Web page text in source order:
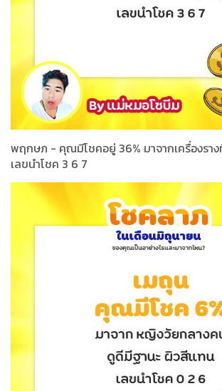
พฤกษภ - คุณมีโชคอยู่ 36% มาจากเครื่องรา
เลขนำโชค 3 6 7